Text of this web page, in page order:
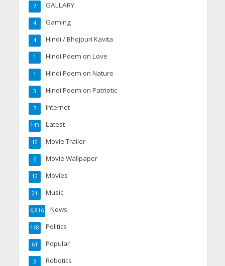
GALLARY
7
Gaming
4
Hindi / Bhojpuri Kavita
4
Hindi Poem on Love
1
Hindi Poem on Nature
1
Hindi Poem on Patriotic
3
Internet
7
Latest
143
Movie Trailer
12
Movie Wallpaper
6
Movies
12
Music
21
News
6,816
Politics
168
Popular
61
Robotics
3